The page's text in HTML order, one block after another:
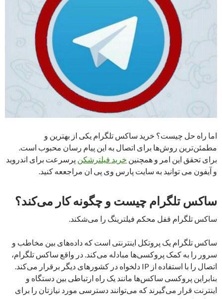
اما راه حل چیست؟ خرید ساکس تلگرام یکی از بهترین و
مطمئن‌ترین روش‌ها برای اتصال به این پیام رسان محبوب است.
برای تحقق این امر و همچنین خرید فیلترشکن پرسرعت برای اندروید
و آیفون می توانید به سایت پارس وی پی ان مراجععه کنید.
ساکس تلگرام چیست و چگونه کار می‌کند؟
ساکس تلگرام قفل محکم فیلترینگ را می‌شکند.
ساکس تلگرام یک پروتکل اینترنتی است که داده‌های بین مخاطب و
سرور را به کمک پروکسی‌ها مبادله می‌کند. در واقع ساکس تلگرام،
اتصال را با استفاده از IP دلخواه در کشورهای دیگر برقرار می‌کند.
بنابراین پروکسی ساکس‌ها مانند یک راه ارتباطی بین دستگاه و
اینترنت قرار می‌گیرند که می‌توانند دسترسی مورد نیازتان را برای